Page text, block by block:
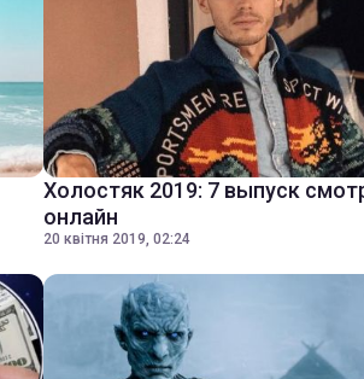
Холостяк 2019: 7 выпуск
онлайн
20 квітня 2019, 02:24